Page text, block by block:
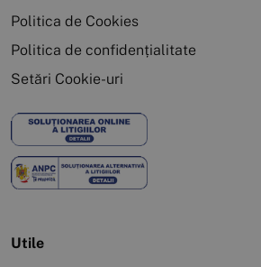
Politica de Cookies
Politica de confidențialitate
Setări Cookie-uri
Utile